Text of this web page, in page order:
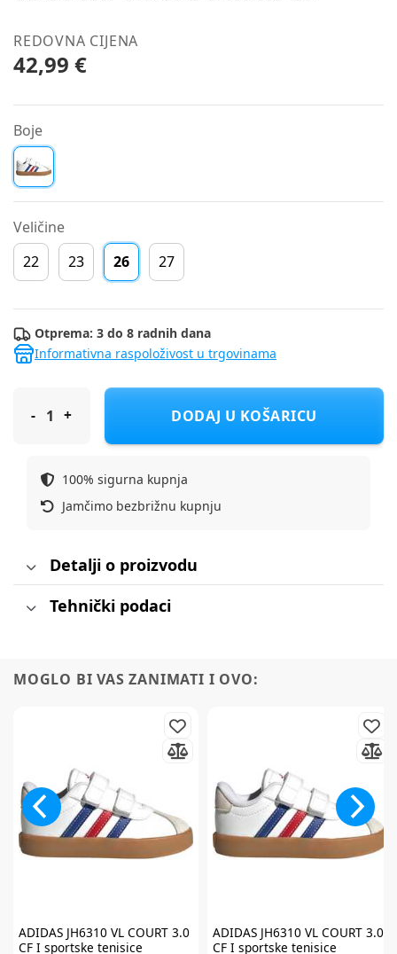
REDOVNA CIJENA
42,99 €
Boje
Veličine
22
23 26 27
Otprema: 3 do 8 radnih dana
Informativna raspoloživost u trgovinama
ADIDAS sportske tenisice JH6310 VL COURT 3.0 CF I U white 26
DODAJ U KOŠARICU
100% sigurna kupnja
Jamčimo bezbrižnu kupnju
Detalji o proizvodu
Tehnički podaci
MOGLO BI VAS ZANIMATI I OVO:
ADIDASJH6310 VL COURT 3.0
CF I sportske tenisice
ADIDASJH6310 VL COURT 3.0
CF I sportske tenisice